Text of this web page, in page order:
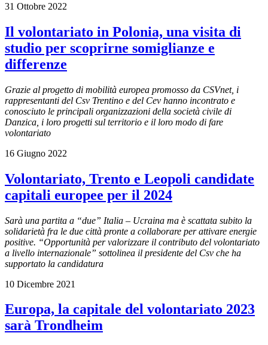
31 Ottobre 2022
Il volontariato in Polonia, una visita di
studio per scoprirne somiglianze e
differenze
Grazie al progetto di mobilità europea promosso da CSVnet, i
rappresentanti del Csv Trentino e del Cev hanno incontrato e
conosciuto le principali organizzazioni della società civile di
Danzica, i loro progetti sul territorio e il loro modo di fare
volontariato
16 Giugno 2022
Volontariato, Trento e Leopoli candidate
capitali europee per il 2024
Sarà una partita a “due” Italia – Ucraina ma è scattata subito la
solidarietà fra le due città pronte a collaborare per attivare energie
positive. “Opportunità pervalorizzare il contributo del volontariato
a livello internazionale” sottolinea il presidente del Csv che ha
supportato la candidatura
10 Dicembre 2021
Europa, la capitale del volontariato 2023
sarà Trondheim